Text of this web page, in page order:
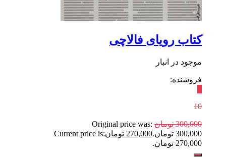
کتاب رویای فالاچی
موجود در انبار
فروشنده:
10
300,000 تومان Original price was:
300,000 تومان.
270,000 تومانCurrent price is:
270,000 تومان.